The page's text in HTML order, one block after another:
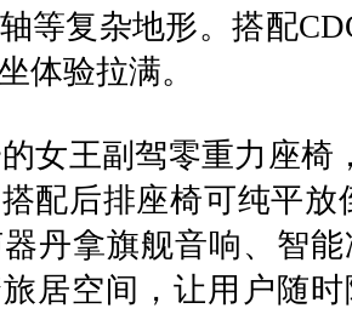
等复杂地形。搭配
体验拉满。
女王副驾零重力座椅
配后排座椅可纯平放
丹拿旗舰音响、智
居空间，让用户随